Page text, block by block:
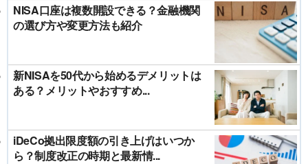
NISA口座は複数開設できる？金融機関
の選び方や変更方法も紹介
新NISAを50代から始めるデメリットは
ある？メリットやおすすめ...
iDeCo拠出限度額の引き上げはいつか
ら？制度改正の時期と最新情...